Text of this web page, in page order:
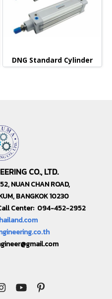
DNG Standard Cylinder
CO., LTD.
NUAN CHAN ROAD,
BANGKOK 10230
Center: 094-452-2952